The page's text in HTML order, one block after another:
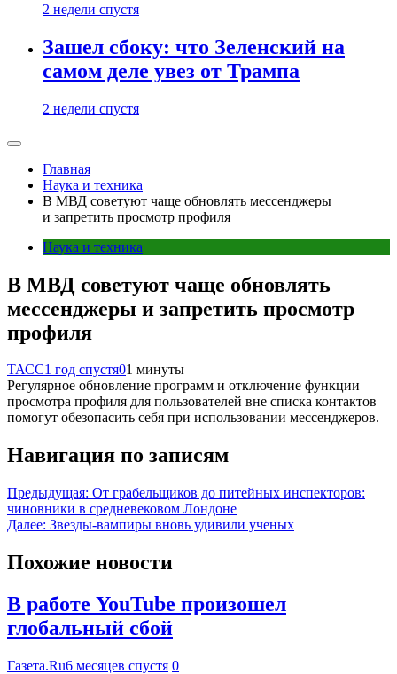
2 недели спустя
Зашел сбоку: что Зеленский на
самом деле увез от Трампа
2 недели спустя
Главная
Наука и техника
В МВД советуют чаще обновлять мессенджеры
и запретить просмотр профиля
Наука и техника
В МВД советуют чаще обновлять
мессенджеры и запретить просмотр
профиля
ТАСС1 год спустя01 минуты
Регулярное обновление программ и отключение функции
просмотра профиля для пользователей вне списка контактов
помогут обезопасить себя при использовании мессенджеров.
Навигация по записям
Предыдущая: От грабельщиков до питейных инспекторов:
чиновники в средневековом Лондоне
Далее: Звезды-вампиры вновь удивили ученых
Похожие новости
В работе YouTube произошел
глобальный сбой
Газета.Ru6 месяцев спустя 0